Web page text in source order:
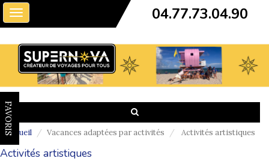
Toggle
navigation
04.77.73.04.90
FAVORIS
Accueil Vacances adaptées par activités Activités artistiques
Activités artistiques